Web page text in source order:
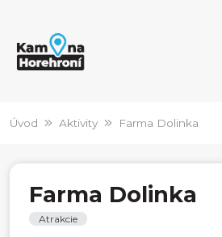
Úvod Aktivity Farma Dolinka
Farma Dolinka
Atrakcie